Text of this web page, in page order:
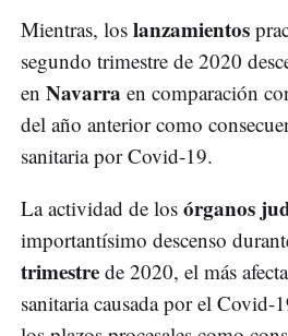
Mientras, los lanzamientos
segundo trimestre de 2020
en Navarra en comparación
del año anterior como
sanitaria por Covid-19.
La actividad de los órganos
importantísimo descenso
trimestre de 2020, el más
sanitaria causada por el Covid-